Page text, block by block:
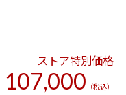
ストア特別価格
107,000 （税込）